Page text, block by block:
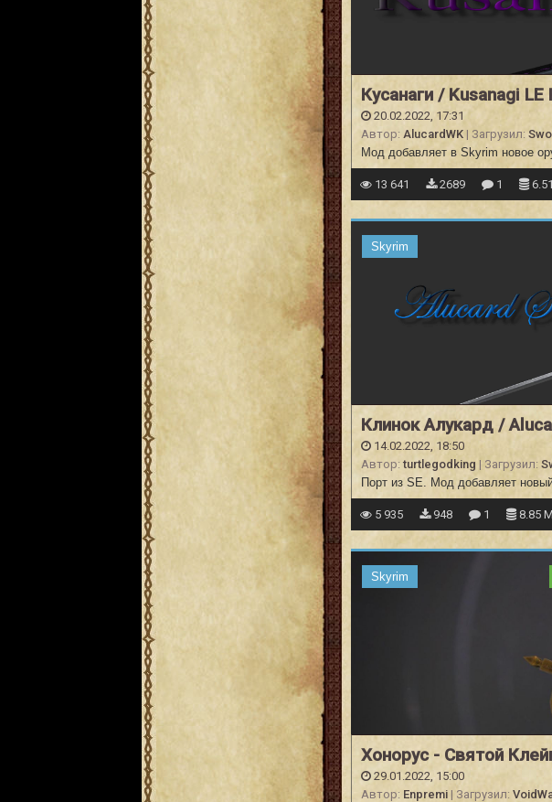
Кусанаги / Kusanagi LE
20.02.2022, 17:31
Автор: AlucardWK | Загрузил:
Мод добавляет в Skyrim новое
13 641 2689 1
Skyrim
Клинок Алукард /
14.02.2022, 18:50
Автор: turtlegodking | Загрузил:
Порт из SE. Мод добавляет
5 935 948 1 8.85
Skyrim
Хонорус - Святой
29.01.2022, 15:00
Автор: Enpremi | Загрузил: